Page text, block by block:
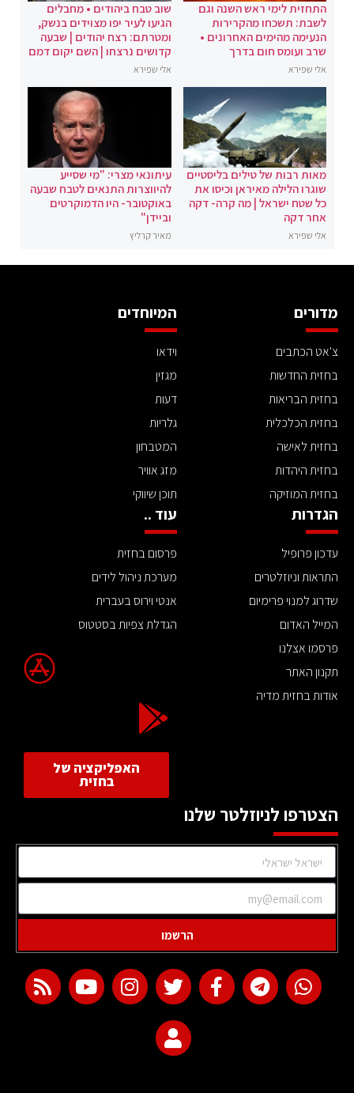
התחזית לימי ראש השנה וגם
לשבת: תשכחו מהקרירות
הנעימה מהימים האחרונים •
שרב ועומס חום בדרך
אלי שפירא
שוב טבח ביהודים • מחבלים
הגיעו לעיר יפו מצוידים בנשק,
ומטרתם: רצח יהודים | שבעה
קדושים נרצחו | השם יקום דמם
אלי שפירא
מאות רבות של טילים בליסטיים
שוגרו הלילה מאיראן וכיסו את
כל שטח ישראל | מה קרה- דקה
אחר דקה
אלי שפירא
עיתונאי מצרי: "מי שסייע
להיווצרות התנאים לטבח שבעה
באוקטובר- היו הדמוקרטים
וביידן"
מאיר קרליץ
מדורים
צ'אט הכתבים
בחזית החדשות
בחזית הבריאות
בחזית הכלכלית
בחזית לאישה
בחזית היהדות
בחזית המוזיקה
המיוחדים
וידאו
מגזין
דעות
גלריות
המטבחון
מזג אוויר
תוכן שיווקי
הגדרות
עדכון פרופיל
התראות וניוזלטרים
שדרוג למנוי פרימיום
המייל האדום
פרסמו אצלנו
תקנון האתר
אודות בחזית מדיה
עוד ..
פרסום בחזית
מערכת ניהול לידים
אנטי וירוס בעברית
הגדלת צפיות בסטטוס
האפליקציה של
בחזית
הצטרפו לניוזלטר שלנו
הרשמו